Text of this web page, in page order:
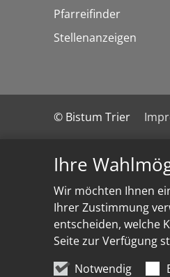
Ihre
Wir möchten Ihnen
Ihrer Zustimmung
entscheiden, welche
Seite zur Verfügung
Notwendig
Pfarreifinder
Stellenanzeigen
© Bistum Trier